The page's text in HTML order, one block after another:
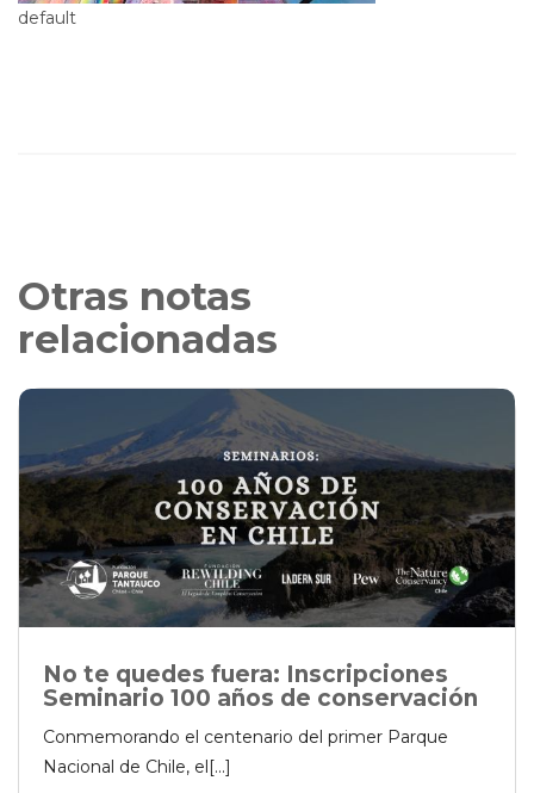
default
Otras notas
relacionadas
No te quedes fuera: Inscripciones
Seminario 100 años de conservación
Conmemorando el centenario del primer Parque
Nacional de Chile, el[...]